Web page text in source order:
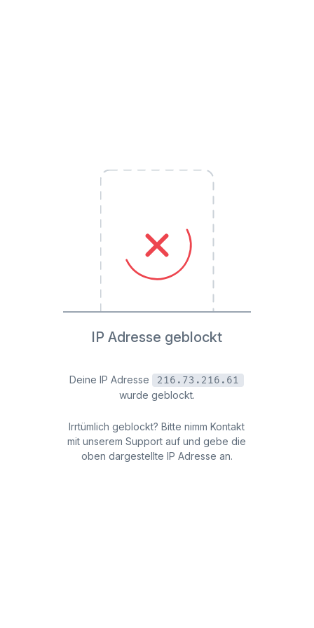
IP Adresse geblockt
Deine IP Adresse
216.73.216.61
wurde geblockt.
Irrtümlich geblockt? Bitte nimm Kontakt
mit unserem Support auf und gebe die
oben dargestellte IP Adresse an.